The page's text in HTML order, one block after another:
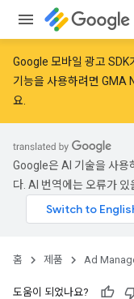
Google 모바일 광고 SDK
기능을 사용하려면 GMA
요.
Google은 AI 기술을 사용
다. AI 번역에는 오류가 있
홈 제품 Ad
도움이 되었나요?